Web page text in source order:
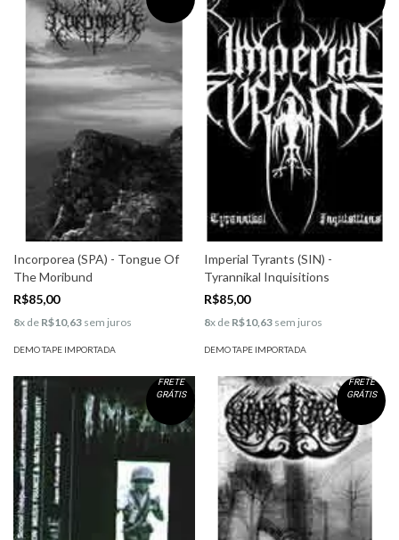
Incorporea (SPA) - Tongue Of
The Moribund
R$85,00
8x de R$10,63 sem juros
DEMO TAPE IMPORTADA
Imperial Tyrants (SIN) -
Tyrannikal Inquisitions
R$85,00
8x de R$10,63 sem juros
DEMO TAPE IMPORTADA
FRETE
GRÁTIS
FRETE
GRÁTIS